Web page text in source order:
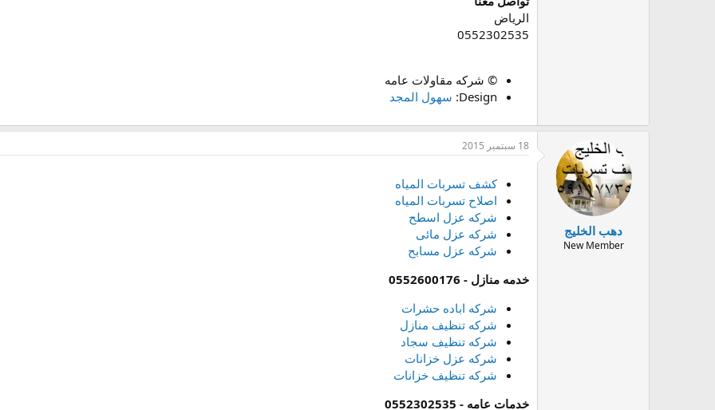
الرياض
0552302535
© شركه مقاولات عامه
Design: سهول المجد
دهب الخليج
New Member
18 سبتمبر 2015
كشف تسربات المياه
اصلاح تسربات المياه
شركه عزل اسطح
شركه عزل مائى
شركه عزل مسابح
خدمه منازل - 0552600176
شركه اباده حشرات
شركه تنظيف منازل
شركه تنظيف سجاد
شركه عزل خزانات
شركه تنظيف خزانات
خدمات عامه - 0552302535